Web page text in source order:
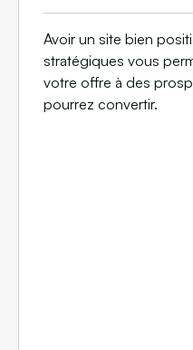
Avoir un site bien
stratégiques vous
votre offre à des
pourrez convertir.​